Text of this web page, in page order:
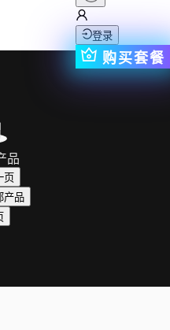
登录
购买套餐
品
页
产品